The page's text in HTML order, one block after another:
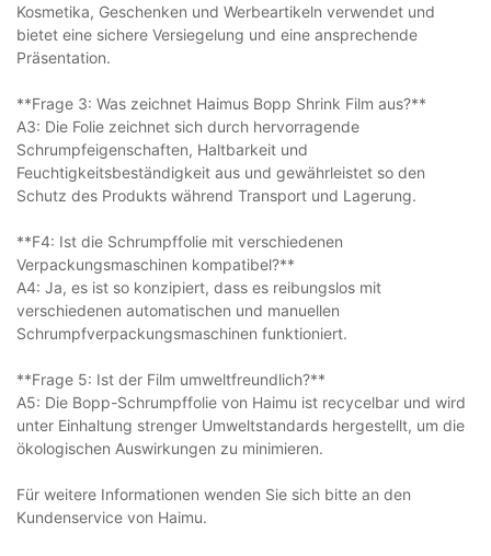
Kosmetika, Geschenken und Werbeartikeln verwendet und
bietet eine sichere Versiegelung und eine ansprechende
Präsentation.
**Frage 3: Was zeichnet Haimus Bopp Shrink Film aus?**
A3: Die Folie zeichnet sich durch hervorragende
Schrumpfeigenschaften, Haltbarkeit und
Feuchtigkeitsbeständigkeit aus und gewährleistet so den
Schutz des Produkts während Transport und Lagerung.
**F4: Ist die Schrumpffolie mit verschiedenen
Verpackungsmaschinen kompatibel?**
A4: Ja, es ist so konzipiert, dass es reibungslos mit
verschiedenen automatischen und manuellen
Schrumpfverpackungsmaschinen funktioniert.
**Frage 5: Ist der Film umweltfreundlich?**
A5: Die Bopp-Schrumpffolie von Haimu ist recycelbar und wird
unter Einhaltung strenger Umweltstandards hergestellt, um die
ökologischen Auswirkungen zu minimieren.
Für weitere Informationen wenden Sie sich bitte an den
Kundenservice von Haimu.